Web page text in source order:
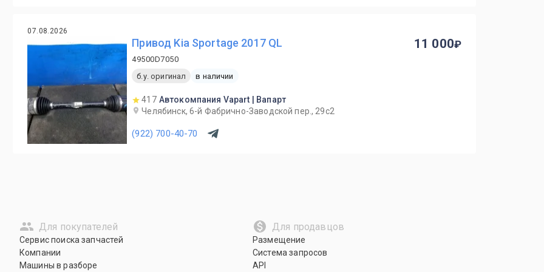
07.08.2026
Привод Kia Sportage 2017 QL
49500D7050
б.у. оригинал
в наличии
417 Автокомпания Vapart | Вапарт
Челябинск, 6-й Фабрично-Заводской пер., 29с2
(922) 700-40-70
11 000
Для покупателей
Сервис поиска запчастей
Компании
Машины в разборе
Для продавцов
Размещение
Система запросов
API